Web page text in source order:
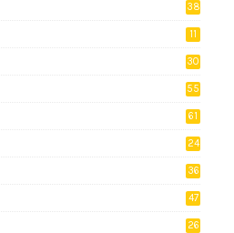
38
11
30
55
61
24
36
47
26